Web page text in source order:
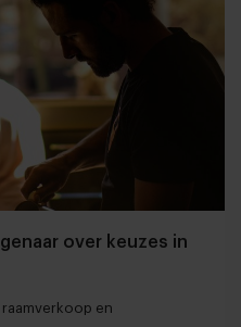
over keuzes in
en